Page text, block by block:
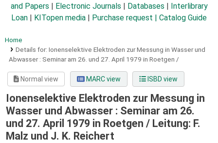
and Papers
Electronic Journals Databases
Interlibrary
Loan
KITopen media Purchase request | Catalog Guide
Home
Details for: Ionenselektive Elektroden zur Messung in Wasser und
Abwasser : Seminar am 26. und 27. April 1979 in Roetgen /
Normal view MARC view ISBD view
Ionenselektive Elektroden zur Messung in
Wasser und Abwasser : Seminar am 26.
und 27. April 1979 in Roetgen / Leitung: F.
Malz und J. K. Reichert